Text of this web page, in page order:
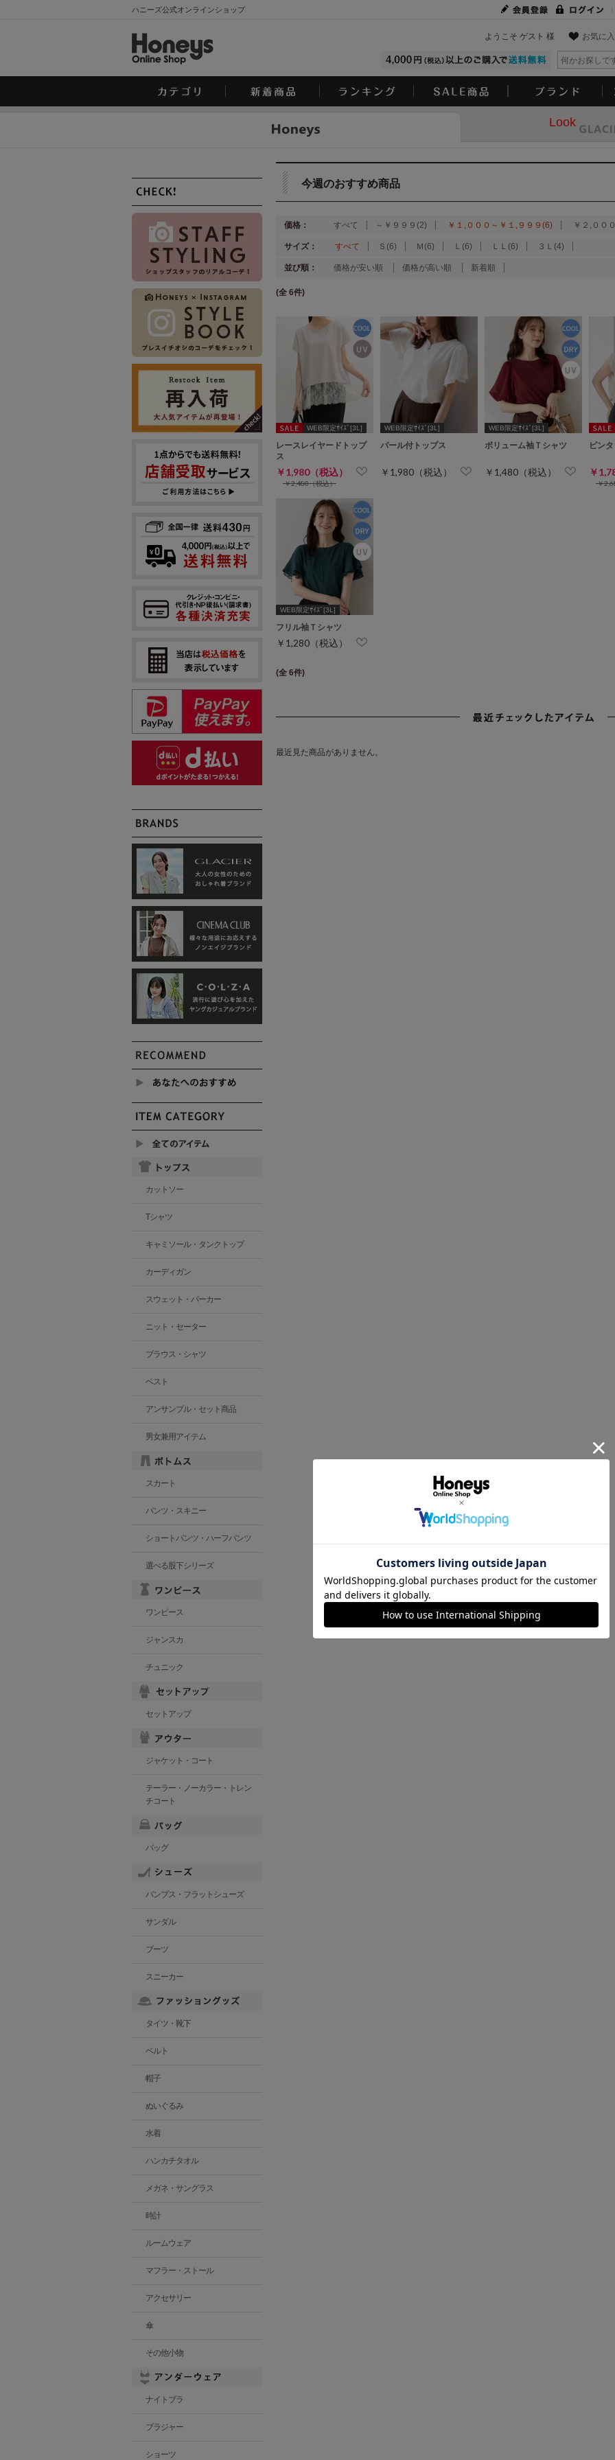
ハニーズ公式オンラインショップ
お気に入
ようこそ ゲスト 様
Look
今週のおすすめ商品
価格： すべて ～￥９９９(2) ￥１,０００～￥１,９９９(6) ￥２,００
サイズ： すべて Ｓ(6) Ｍ(6) Ｌ(6) ＬＬ(6) ３Ｌ(4)
並び順： 価格が安い順 価格が高い順 新着順
(全 6件)
WEB限定ｻｲｽﾞ[3L]
レースレイヤードトップ
ス
￥1,980（税込）
￥2,480（税込）
WEB限定ｻｲｽﾞ[3L]
パール付トップス
￥1,980（税込）
WEB限定ｻｲｽﾞ[3L]
ボリューム袖Ｔシャツ
￥1,480（税込）
ピン
￥
￥
WEB限定ｻｲｽﾞ[3L]
フリル袖Ｔシャツ
￥1,280（税込）
(全 6件)
最近見た商品がありません。
カットソー
Tシャツ
キャミソール・タンクトップ
カーディガン
スウェット・パーカー
ニット・セーター
ブラウス・シャツ
ベスト
アンサンブル・セット商品
男女兼用アイテム
スカート
パンツ・スキニー
ショートパンツ・ハーフパンツ
選べる股下シリーズ
ワンピース
ジャンスカ
チュニック
セットアップ
ジャケット・コート
テーラー・ノーカラー・トレン
チコート
バッグ
パンプス・フラットシューズ
サンダル
ブーツ
スニーカー
タイツ・靴下
ベルト
帽子
ぬいぐるみ
水着
ハンカチタオル
メガネ・サングラス
時計
ルームウェア
マフラー・ストール
アクセサリー
傘
その他小物
ナイトブラ
ブラジャー
ショーツ